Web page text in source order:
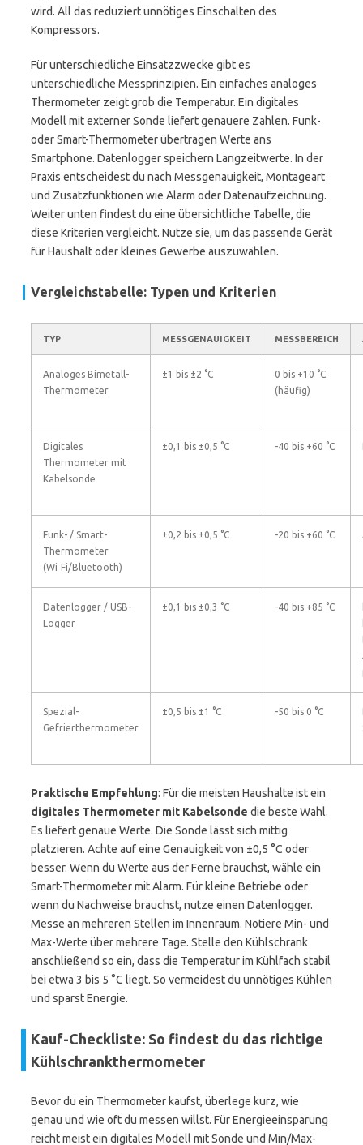
wird. All das reduziert unnötiges Einschalten des
Kompressors.
Für unterschiedliche Einsatzzwecke gibt es
unterschiedliche Messprinzipien. Ein einfaches analoges
Thermometer zeigt grob die Temperatur. Ein digitales
Modell mit externer Sonde liefert genauere Zahlen. Funk-
oder Smart-Thermometer übertragen Werte ans
Smartphone. Datenlogger speichern Langzeitwerte. In der
Praxis entscheidest du nach Messgenauigkeit, Montageart
und Zusatzfunktionen wie Alarm oder Datenaufzeichnung.
Weiter unten findest du eine übersichtliche Tabelle, die
diese Kriterien vergleicht. Nutze sie, um das passende Gerät
für Haushalt oder kleines Gewerbe auszuwählen.
Vergleichstabelle: Typen und Kriterien
TYP MESSGENAUIGKEIT MESSBEREICH
Analoges Bimetall-
Thermometer
±1 bis ±2 °C
0 bis +10 °C
(häufig)
Digitales
Thermometer mit
Kabelsonde
±0,1 bis ±0,5 °C -40 bis +60 °C
Funk- / Smart-
Thermometer
(Wi‑Fi/Bluetooth)
±0,2 bis ±0,5 °C -20 bis +60 °C
Datenlogger / USB-
Logger
±0,1 bis ±0,3 °C -40 bis +85 °C
Spezial-
Gefrierthermometer
±0,5 bis ±1 °C -50 bis 0 °C
Praktische Empfehlung: Für die meisten Haushalte ist ein
digitales Thermometer mit Kabelsonde die beste Wahl.
Es liefert genaue Werte. Die Sonde lässt sich mittig
platzieren. Achte auf eine Genauigkeit von ±0,5 °C oder
besser. Wenn du Werte aus der Ferne brauchst, wähle ein
Smart-Thermometer mit Alarm. Für kleine Betriebe oder
wenn du Nachweise brauchst, nutze einen Datenlogger.
Messe an mehreren Stellen im Innenraum. Notiere Min- und
Max-Werte über mehrere Tage. Stelle den Kühlschrank
anschließend so ein, dass die Temperatur im Kühlfach stabil
bei etwa 3 bis 5 °C liegt. So vermeidest du unnötiges Kühlen
und sparst Energie.
Kauf-Checkliste: So findest du das richtige
Kühlschrankthermometer
Bevor du ein Thermometer kaufst, überlege kurz, wie
genau und wie oft du messen willst. Für Energieeinsparung
reicht meist ein digitales Modell mit Sonde und Min/Max-